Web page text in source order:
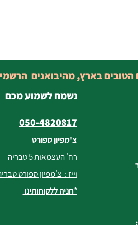
נשמח לשמוע מכם
050-4820817
צ'מפיון ספורט
רח' העצמאות 5 טבריה
וייז : צ'מפיון ספורט
*חניה ללקוחותינו
הטובים בארץ, מהיבואנים